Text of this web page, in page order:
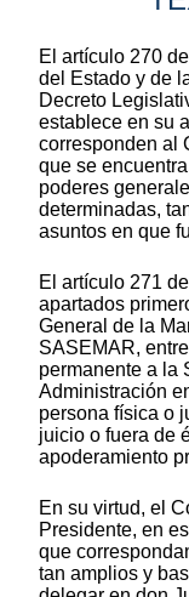
El artículo 270
del Estado y de
Decreto
establece en su
corresponden al
que se
poderes
determinadas,
asuntos en que
El artículo 271
apartados
General de la
SASEMAR,
permanente a la
Administración
persona física o
juicio o fuera de
apoderamiento
En su virtud, el
Presidente, en
que
tan amplios y